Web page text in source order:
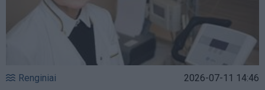
Renginiai 2026-07-11 14:46